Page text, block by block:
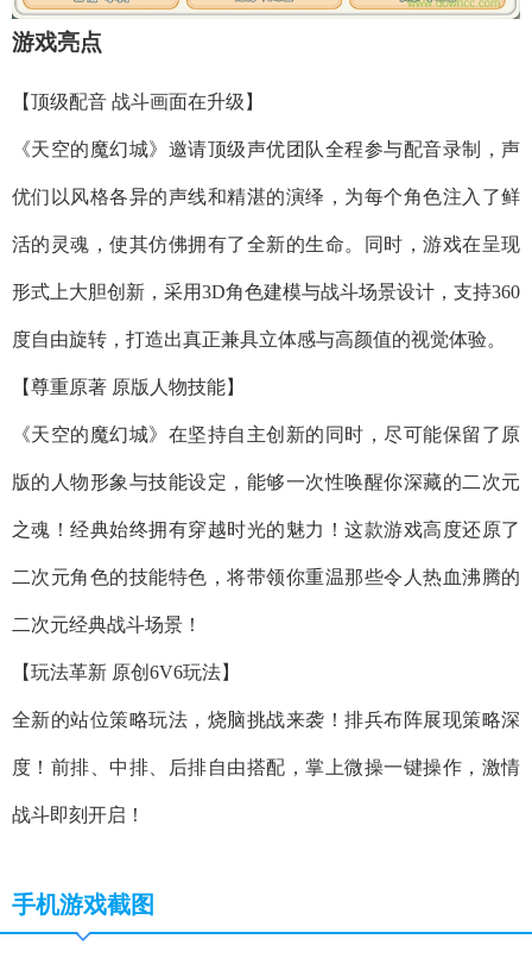
游戏亮点
【顶级配音 战斗画面在升级】
《天空的魔幻城》邀请顶级声优团队全程参与配音录制，声
优们以风格各异的声线和精湛的演绎，为每个角色注入了鲜
活的灵魂，使其仿佛拥有了全新的生命。同时，游戏在呈现
形式上大胆创新，采用3D角色建模与战斗场景设计，支持360
度自由旋转，打造出真正兼具立体感与高颜值的视觉体验。
【尊重原著 原版人物技能】
《天空的魔幻城》在坚持自主创新的同时，尽可能保留了原
版的人物形象与技能设定，能够一次性唤醒你深藏的二次元
之魂！经典始终拥有穿越时光的魅力！这款游戏高度还原了
二次元角色的技能特色，将带领你重温那些令人热血沸腾的
二次元经典战斗场景！
【玩法革新 原创6V6玩法】
全新的站位策略玩法，烧脑挑战来袭！排兵布阵展现策略深
度！前排、中排、后排自由搭配，掌上微操一键操作，激情
战斗即刻开启！
手机游戏截图